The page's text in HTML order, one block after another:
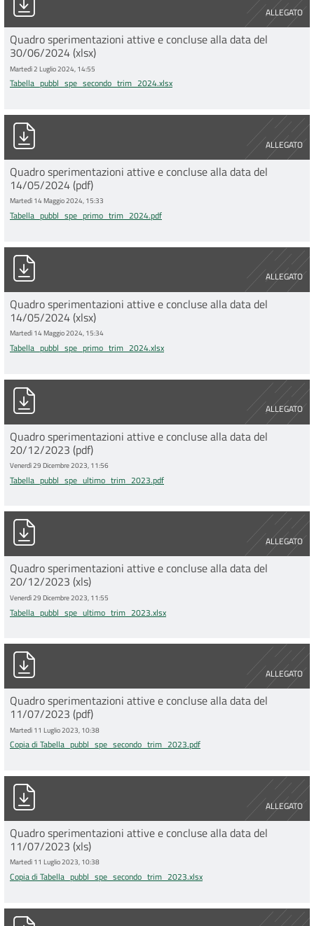
ALLEGATO
Quadro sperimentazioni attive e concluse alla data del
30/06/2024 (xlsx)
Martedì 2 Luglio 2024, 14:55
Tabella_pubbl_spe_secondo_trim_2024.xlsx
ALLEGATO
Tabella_pubbl_spe_primo_trim_2024.pdf
Quadro sperimentazioni attive e concluse alla data del
14/05/2024 (pdf)
Martedì 14 Maggio 2024, 15:33
Tabella_pubbl_spe_primo_trim_2024.pdf
ALLEGATO
Tabella_pubbl_spe_primo_trim_2024.xlsx
Quadro sperimentazioni attive e concluse alla data del
14/05/2024 (xlsx)
Martedì 14 Maggio 2024, 15:34
Tabella_pubbl_spe_primo_trim_2024.xlsx
ALLEGATO
Tabella_pubbl_spe_ultimo_trim_2023.pdf
Quadro sperimentazioni attive e concluse alla data del
20/12/2023 (pdf)
Venerdì 29 Dicembre 2023, 11:56
Tabella_pubbl_spe_ultimo_trim_2023.pdf
ALLEGATO
Tabella_pubbl_spe_ultimo_trim_2023.xlsx
Quadro sperimentazioni attive e concluse alla data del
20/12/2023 (xls)
Venerdì 29 Dicembre 2023, 11:55
Tabella_pubbl_spe_ultimo_trim_2023.xlsx
ALLEGATO
Copia di Tabella_pubbl_spe_secondo_trim_2023.pdf
Quadro sperimentazioni attive e concluse alla data del
11/07/2023 (pdf)
Martedì 11 Luglio 2023, 10:38
Copia di Tabella_pubbl_spe_secondo_trim_2023.pdf
ALLEGATO
Copia di Tabella_pubbl_spe_secondo_trim_2023.xlsx
Quadro sperimentazioni attive e concluse alla data del
11/07/2023 (xls)
Martedì 11 Luglio 2023, 10:38
Copia di Tabella_pubbl_spe_secondo_trim_2023.xlsx
Tabella_pubbl_spe_terzo_trim_2022_mpl.xlsx